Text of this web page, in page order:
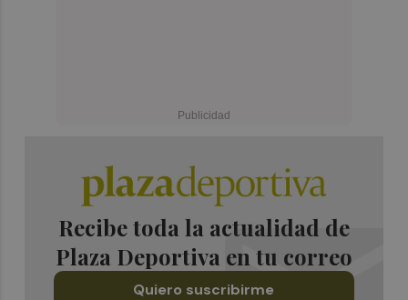
Recibe toda la actualidad de
Plaza Deportiva en tu correo
Quiero suscribirme